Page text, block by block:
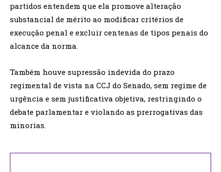
partidos entendem que ela promove alteração
substancial de mérito ao modificar critérios de
execução penal e excluir centenas de tipos penais do
alcance da norma.
Também houve supressão indevida do prazo
regimental de vista na CCJ do Senado, sem regime de
urgência e sem justificativa objetiva, restringindo o
debate parlamentar e violando as prerrogativas das
minorias.